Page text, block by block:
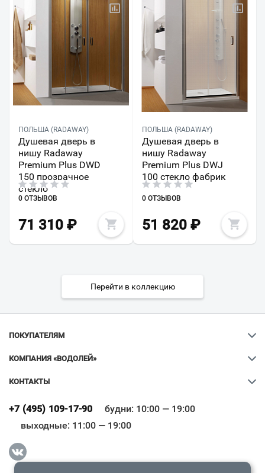
ПОЛЬША (RADAWAY)
Душевая дверь в
нишу Radaway
Premium Plus DWD
150 прозрачное
стекло
0 ОТЗЫВОВ
71 310 ₽
ПОЛЬША (RADAWAY)
Душевая дверь в
нишу Radaway
Premium Plus DWJ
100 стекло фабрик
0 ОТЗЫВОВ
51 820₽
Перейти в коллекцию
ПОКУПАТЕЛЯМ
КОМПАНИЯ «ВОДОЛЕЙ»
КОНТАКТЫ
+7 (495) 109-17-90
будни: 10:00 — 19:00
выходные: 11:00 — 19:00
Всё верно